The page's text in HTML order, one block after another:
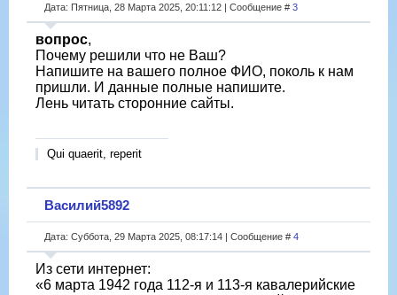
Дата: Пятница, 28 Марта 2025, 20:11:12 | Сообщение # 3
вопрос,
Почему решили что не Ваш?
Напишите на вашего полное ФИО, поколь к нам
пришли. И данные полные напишите.
Лень читать сторонние сайты.
Qui quaerit, reperit
Василий5892
Дата: Суббота, 29 Марта 2025, 08:17:14 | Сообщение # 4
Из сети интернет:
«6 марта 1942 года 112-я и 113-я кавалерийские